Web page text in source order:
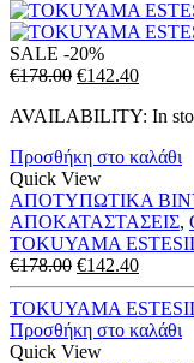
SALE -20%
€178.00 Original
was:
€142.40Η
τιμή
€142.40.
AVAILABILITY: In
Προσθήκη στο καλάθι
Quick View
ΑΠΟΤΥΠΩΤΙΚΑ
ΑΠΟΚΑΤΑΣΤΑΣΕΙΣ,
TOKUYAMA
€178.00 Original
price
was:
€178.00.
€142.40Η
τιμή
είναι:
TOKUYAMA
Προσθήκη στο καλάθι
Quick View